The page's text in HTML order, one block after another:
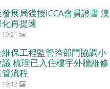
展局獲授ICCA會員證書 澳
再提速
保工程監管跨部門協調小
梳理已入住樓宇外牆維修
流程